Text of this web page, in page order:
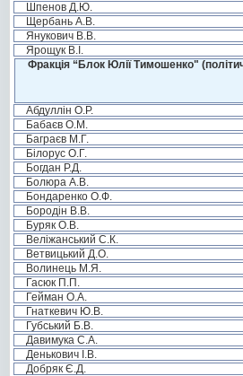
Шпенов Д.Ю.
Щербань А.В.
Янукович В.В.
Ярощук В.І.
Фракція “Блок Юлії Тимошенко"
Абдуллін О.Р.
Бабаєв О.М.
Баграєв М.Г.
Білорус О.Г.
Богдан Р.Д.
Болюра А.В.
Бондаренко О.Ф.
Бородін В.В.
Буряк О.В.
Веліжанський С.К.
Ветвицький Д.О.
Волинець М.Я.
Гасюк П.П.
Гейман О.А.
Гнаткевич Ю.В.
Губський Б.В.
Давимука С.А.
Денькович І.В.
Добряк Є.Д.